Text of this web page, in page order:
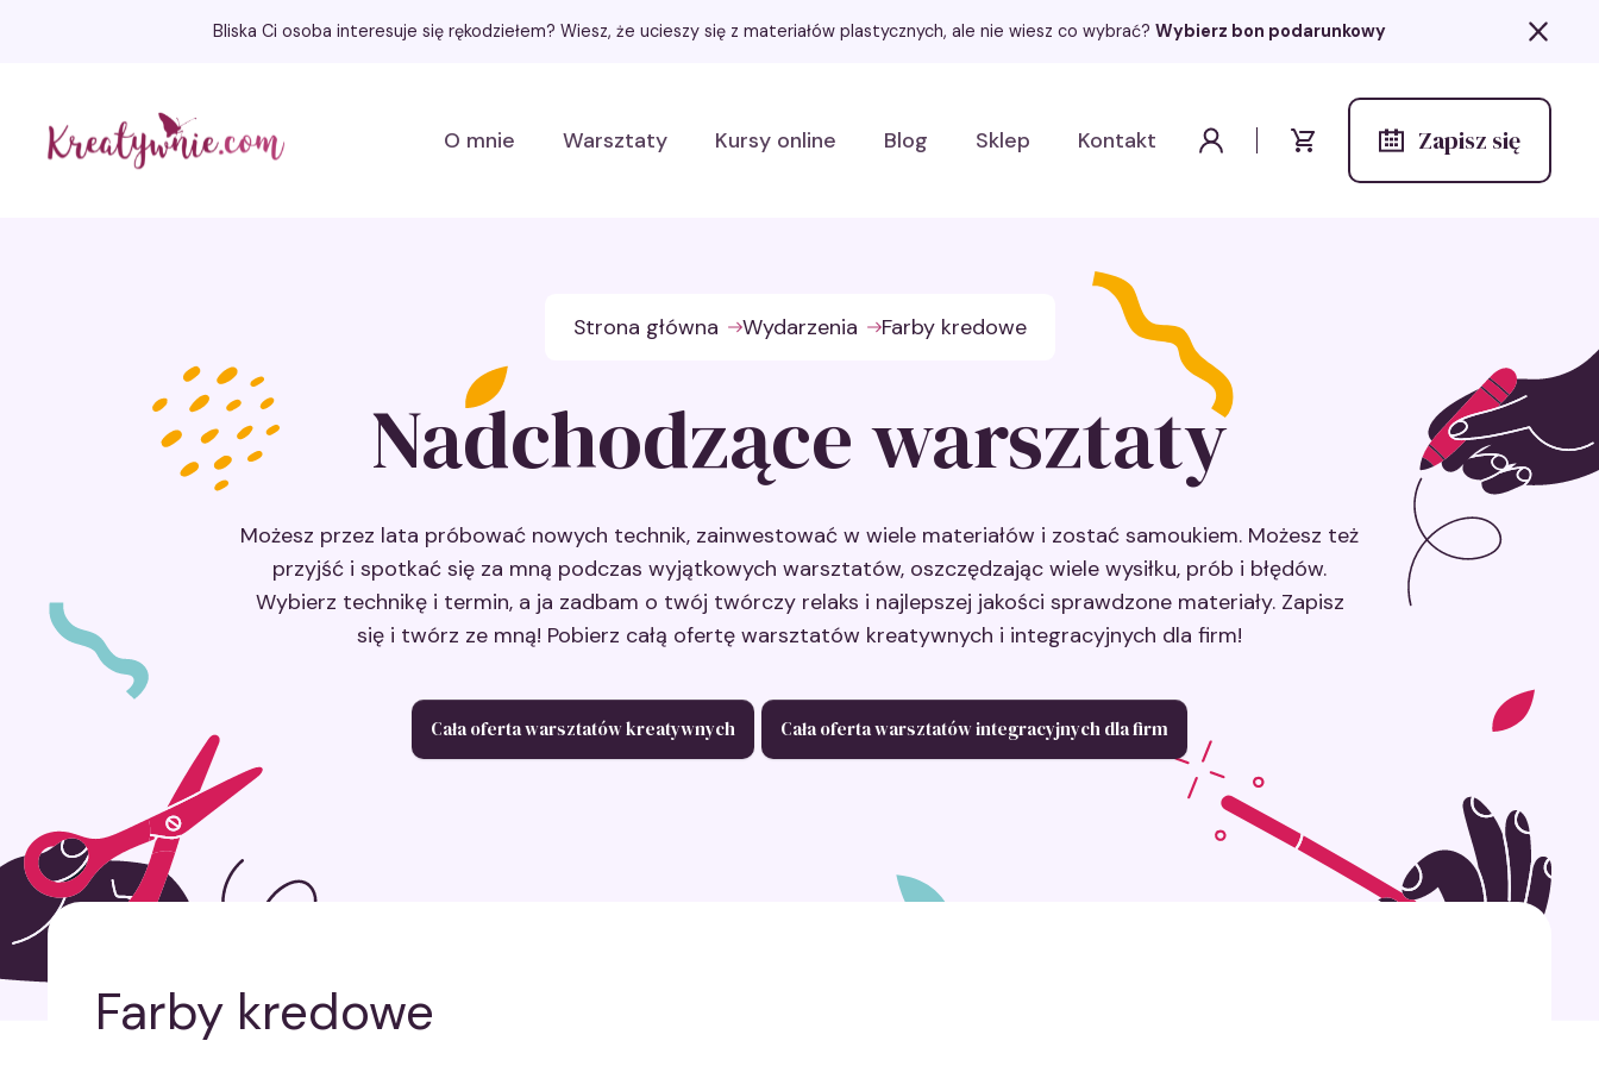
Bliska Ci osoba interesuje się rękodziełem? Wiesz, że ucieszy się z materiałów plastycznych, ale nie wiesz co wybrać? Wybierz bon podarunkowy
Kreatywnie.com O mnie Warsztaty Kursy online Blog Sklep Kontakt Moje kontoKoszyk Wydarzenia
Zapisz się
Strona główna Wydarzenia Farby kredowe
Nadchodzące warsztaty
Możesz przez lata próbować nowych technik, zainwestować w wiele materiałów i zostać samoukiem. Możesz też
przyjść i spotkać się za mną podczas wyjątkowych warsztatów, oszczędzając wiele wysiłku, prób i błędów.
Wybierz technikę i termin, a ja zadbam o twój twórczy relaks i najlepszej jakości sprawdzone materiały. Zapisz
się i twórz ze mną! Pobierz całą ofertę warsztatów kreatywnych i integracyjnych dla firm!
Cała oferta warsztatów kreatywnych Cała oferta warsztatów integracyjnych dla firm
Farby kredowe